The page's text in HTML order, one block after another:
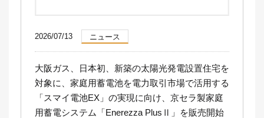
2026/07/13 ニュース
大阪ガス、日本初、新築の太陽光発電設置住宅を
対象に、家庭用蓄電池を電力取引市場で活用する
「スマイ電池EX」の実現に向け、京セラ製家庭
用蓄電システム「Enerezza PlusⅡ」を販売開始